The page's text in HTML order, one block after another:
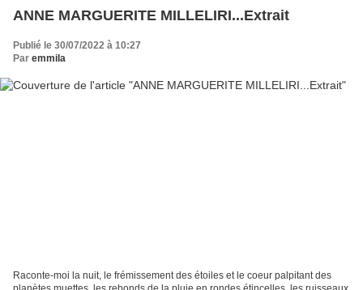
ANNE MARGUERITE MILLELIRI...Extrait
Publié le 30/07/2022 à 10:27
Par emmila
Raconte-moi la nuit, le frémissement des étoiles et le coeur palpitant des